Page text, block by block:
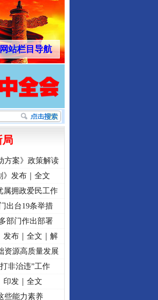
网站栏目导航
丨红船起航处 潮起..
局
方案》政策解读
》发布｜全文
属拥政爱民工作
出台19条举措
部门作出部署
发布｜全文｜解
资源高质量发展
非治违”工作
印发｜全文
些能力素养
公告
百业